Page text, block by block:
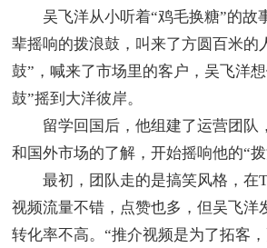
吴飞洋从小听着“鸡毛换糖”的故
辈摇响的拨浪鼓，叫来了方圆百米的
鼓”，喊来了市场里的客户，吴飞洋
鼓”摇到大洋彼岸。
留学回国后，他组建了运营团队
和国外市场的了解，开始摇响他的“拨
最初，团队走的是搞笑风格，在
视频流量不错，点赞也多，但吴飞洋
转化率不高。“推介视频是为了拓客